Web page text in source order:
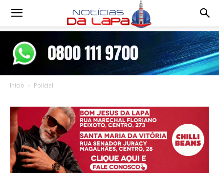
Notícias
Início Polícial